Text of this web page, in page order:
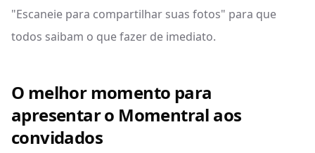
"Escaneie para compartilhar suas fotos" para que
todos saibam o que fazer de imediato.
O melhor momento para
apresentar o Momentral aos
convidados